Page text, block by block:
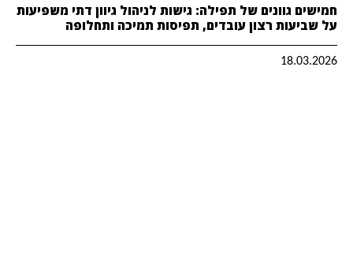
חמישים גוונים של תפילה: גישות לניהול גיוון דתי משפיעות
על שביעות רצון עובדים, תפיסות תמיכה ותחלופה
18.03.2026